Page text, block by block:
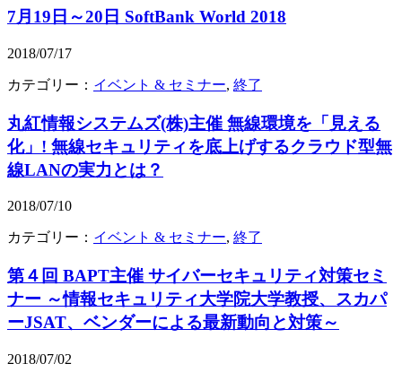
7月19日～20日 SoftBank World 2018
2018/07/17
カテゴリー： イベント & セミナー, 終了
丸紅情報システムズ(株)主催 無線環境を「見える
化」! 無線セキュリティを底上げするクラウド型無
線LANの実力とは？
2018/07/10
カテゴリー： イベント & セミナー, 終了
第４回 BAPT主催 サイバーセキュリティ対策セミ
ナー ～情報セキュリティ大学院大学教授、スカパ
ーJSAT、ベンダーによる最新動向と対策～
2018/07/02